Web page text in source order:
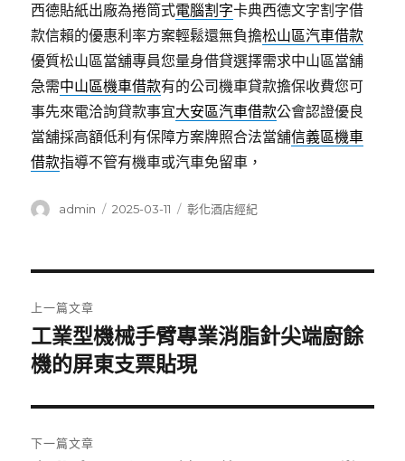
西德貼紙出廠為捲筒式電腦割字卡典西德文字割字借
款信賴的優惠利率方案輕鬆還無負擔松山區汽車借款
優質松山區當舖專員您量身借貸選擇需求中山區當舖
急需中山區機車借款有的公司機車貸款擔保收費您可
事先來電洽詢貸款事宜大安區汽車借款公會認證優良
當舖採高額低利有保障方案牌照合法當舖信義區機車
借款指導不管有機車或汽車免留車，
作
admin
發
2025-03-11
分
彰化酒店經紀
章
導
覽
上一篇文章
上
一
文
章:
工業型機械手臂專業消脂針尖端廚餘
機的屏東支票貼現
下一篇文章